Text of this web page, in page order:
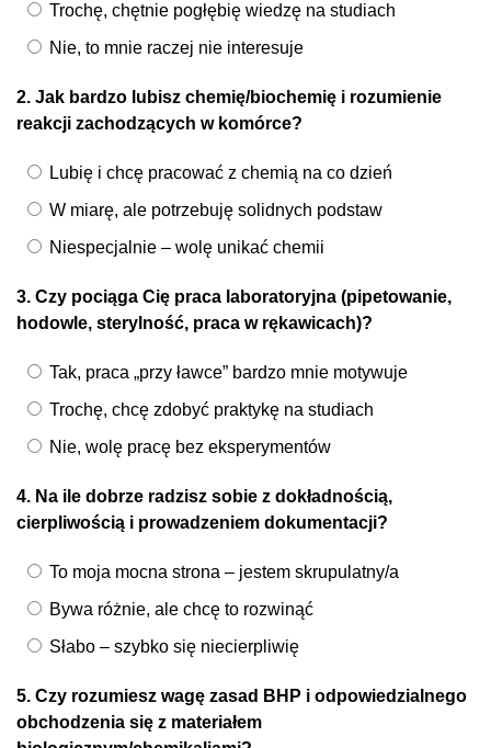
Trochę, chętnie pogłębię wiedzę na studiach
Nie, to mnie raczej nie interesuje
2. Jak bardzo lubisz chemię/biochemię i rozumienie
reakcji zachodzących w komórce?
Lubię i chcę pracować z chemią na co dzień
W miarę, ale potrzebuję solidnych podstaw
Niespecjalnie – wolę unikać chemii
3. Czy pociąga Cię praca laboratoryjna (pipetowanie,
hodowle, sterylność, praca w rękawicach)?
Tak, praca „przy ławce” bardzo mnie motywuje
Trochę, chcę zdobyć praktykę na studiach
Nie, wolę pracę bez eksperymentów
4. Na ile dobrze radzisz sobie z dokładnością,
cierpliwością i prowadzeniem dokumentacji?
To moja mocna strona – jestem skrupulatny/a
Bywa różnie, ale chcę to rozwinąć
Słabo – szybko się niecierpliwię
5. Czy rozumiesz wagę zasad BHP i odpowiedzialnego
obchodzenia się z materiałem